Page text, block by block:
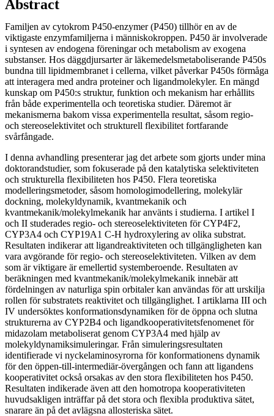
Abstract
Familjen av cytokrom P450-enzymer (P450) tillhör en av de
viktigaste enzymfamiljerna i människokroppen. P450 är involverade
i syntesen av endogena föreningar och metabolism av exogena
substanser. Hos däggdjursarter är läkemedelsmetaboliserande P450s
bundna till lipidmembranet i cellerna, vilket påverkar P450s förmåga
att interagera med andra proteiner och ligandmolekyler. En mängd
kunskap om P450:s struktur, funktion och mekanism har erhållits
från både experimentella och teoretiska studier. Däremot är
mekanismerna bakom vissa experimentella resultat, såsom regio-
och stereoselektivitet och strukturell flexibilitet fortfarande
svårfångade.
I denna avhandling presenterar jag det arbete som gjorts under mina
doktorandstudier, som fokuserade på den katalytiska selektiviteten
och strukturella flexibiliteten hos P450. Flera teoretiska
modelleringsmetoder, såsom homologimodellering, molekylär
dockning, molekyldynamik, kvantmekanik och
kvantmekanik/molekylmekanik har använts i studierna. I artikel I
och II studerades regio- och stereoselektiviteten för CYP4F2,
CYP3A4 och CYP19A1 C-H hydroxylering av olika substrat.
Resultaten indikerar att ligandreaktiviteten och tillgängligheten kan
vara avgörande för regio- och stereoselektiviteten. Vilken av dem
som är viktigare är emellertid systemberoende. Resultaten av
beräkningen med kvantmekanik/molekylmekanik innebär att
fördelningen av naturliga spin orbitaler kan användas för att urskilja
rollen för substratets reaktivitet och tillgänglighet. I artiklarna III och
IV undersöktes konformationsdynamiken för de öppna och slutna
strukturerna av CYP2B4 och ligandkooperativitetsfenomenet för
midazolam metaboliserat genom CYP3A4 med hjälp av
molekyldynamiksimuleringar. Från simuleringsresultaten
identifierade vi nyckelaminosyrorna för konformationens dynamik
för den öppen-till-intermediär-övergången och fann att ligandens
kooperativitet också orsakas av den stora flexibiliteten hos P450.
Resultaten indikerade även att den homotropa kooperativiteten
huvudsakligen inträffar på det stora och flexibla produktiva sätet,
snarare än på det avlägsna allosteriska sätet.